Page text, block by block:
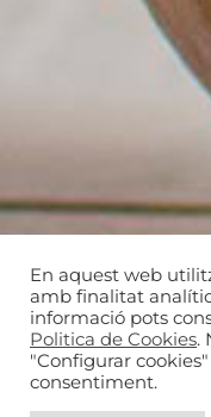
En aquest web
amb finalitat
informació pots
Politica de Cookies.
"Configurar
consentiment.